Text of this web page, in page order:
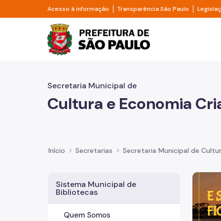
Pular para o Conteúdo principal
Acesso à informação Divisor de acesso à informação
Transparência São Paulo Divisor
Prefeitura de São
Secretaria Municipal de
Cultura e Economia
Início Secretarias Secretaria Municipal de
Sistema Municipal de
Bibliotecas
Quem Somos